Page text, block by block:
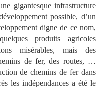
gigantesque infrastructure
possible, d’un
digne de ce nom,
produits agricoles
misérables, mais des
de fer, des routes, …
de chemins de fer dans
les indépendances a été le